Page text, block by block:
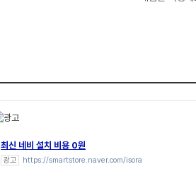
최신 네비 설치 비용 0원
광고 https://smartstore.naver.com/isora